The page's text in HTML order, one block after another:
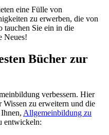
eine Fülle von
zu erwerben, die von
tauchen Sie ein in die
Neues!
Bücher zur
verbessern. Hier
zu erweitern und die
Allgemeinbildung zu
entwickeln: